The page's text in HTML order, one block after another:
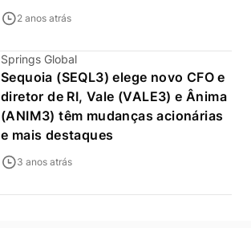
2 anos atrás
Springs Global
Sequoia (SEQL3) elege novo CFO e
diretor de RI, Vale (VALE3) e Ânima
(ANIM3) têm mudanças acionárias
e mais destaques
3 anos atrás